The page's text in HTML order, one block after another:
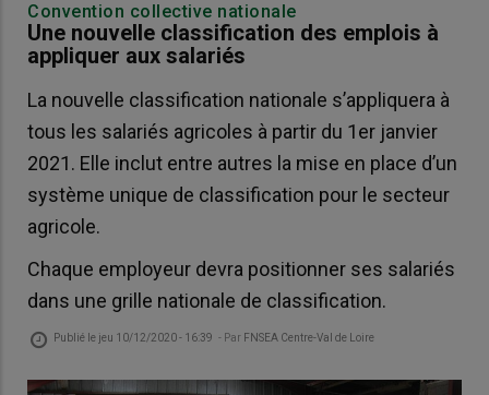
Convention collective nationale
Une nouvelle classification des emplois à
appliquer aux salariés
La nouvelle classification nationale s’appliquera à
tous les salariés agricoles à partir du 1er janvier
2021. Elle inclut entre autres la mise en place d’un
système unique de classification pour le secteur
agricole.
Chaque employeur devra positionner ses salariés
dans une grille nationale de classification.
Publié le jeu 10/12/2020 - 16:39 - Par FNSEA Centre-Val de Loire